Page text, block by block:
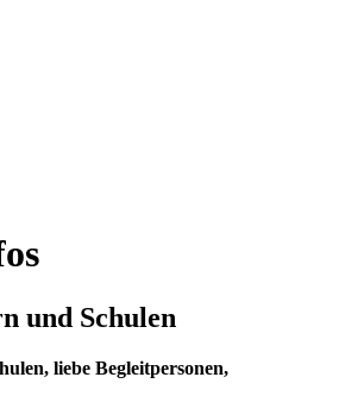
und Schulen
liebe Begleitpersonen,